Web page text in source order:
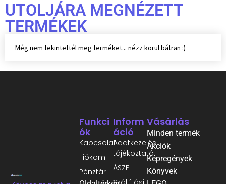
UTOLJÁRA MEGNÉZETT
TERMÉKEK
Még nem tekintettél meg terméket... nézz körül bátran :)
Inform
Áció
Adatkezelési
tájékoztató
ÁSZF
Funkci
Ók
Kapcsolat
Fiókom
Pénztár
Vásárlás
Minden termék
Akciók
Képregények
Könyvek